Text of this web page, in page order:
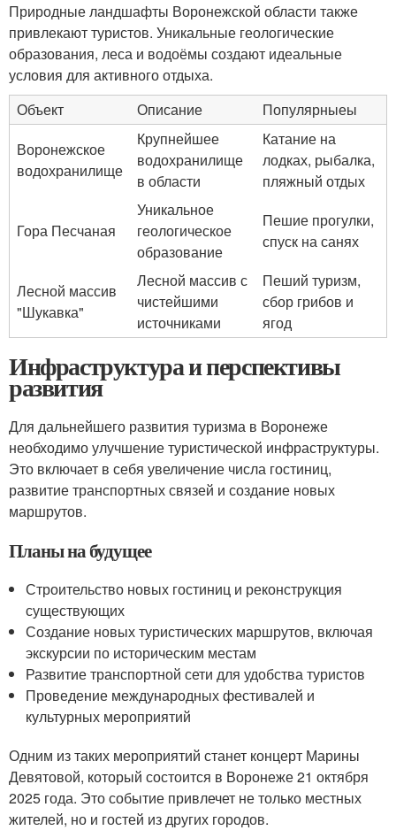
Природные ландшафты Воронежской области также
привлекают туристов. Уникальные геологические
образования, леса и водоёмы создают идеальные
условия для активного отдыха.
Объект
Описание
Популярныеы
Воронежское
водохранилище
Крупнейшее
водохранилище
в области
Катание на
лодках, рыбалка,
пляжный отдых
Гора Песчаная
Уникальное
геологическое
образование
Пешие прогулки,
спуск на санях
Лесной массив
"Шукавка"
Лесной массив с
чистейшими
источниками
Пеший туризм,
сбор грибов и
ягод
Инфраструктура и перспективы
развития
Для дальнейшего развития туризма в Воронеже
необходимо улучшение туристической инфраструктуры.
Это включает в себя увеличение числа гостиниц,
развитие транспортных связей и создание новых
маршрутов.
Планы на будущее
Строительство новых гостиниц и реконструкция
существующих
Создание новых туристических маршрутов, включая
экскурсии по историческим местам
Развитие транспортной сети для удобства туристов
Проведение международных фестивалей и
культурных мероприятий
Одним из таких мероприятий станет концерт Марины
Девятовой, который состоится в Воронеже 21 октября
2025 года. Это событие привлечет не только местных
жителей, но и гостей из других городов.